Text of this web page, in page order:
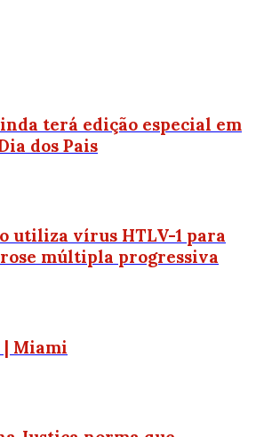
terá edição especial em
dos Pais
utiliza vírus HTLV-1 para
múltipla progressiva
| Miami